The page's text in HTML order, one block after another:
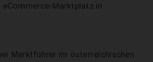
Marktplatz in
Marktführer im österreichischen